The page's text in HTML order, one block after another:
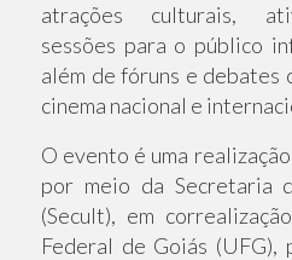
atrações culturais,
sessões para o público
além de fóruns e debates
cinema nacional e
O evento é uma
por meio da Secretaria
(Secult), em
Federal de Goiás (UFG),